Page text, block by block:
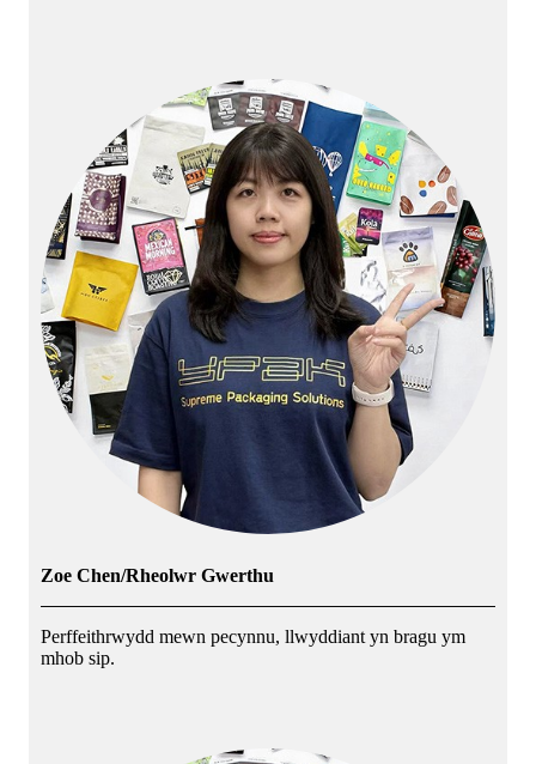
Zoe Chen/Rheolwr Gwerthu
Perffeithrwydd mewn pecynnu, llwyddiant yn bragu ym
mhob sip.